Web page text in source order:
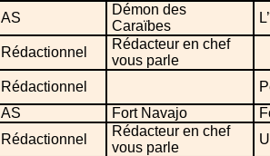
AS
Démon des
Caraïbes
Rédactionnel
Rédacteur en chef
vous parle
Rédactionnel
AS Fort Navajo
Rédactionnel
Rédacteur en chef
vous parle